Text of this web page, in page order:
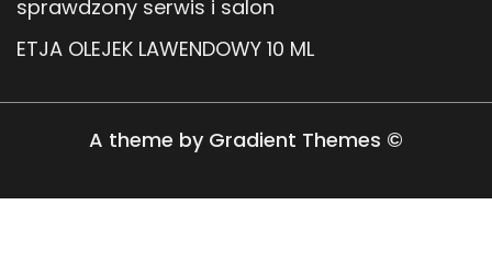
sprawdzony serwis i salon
ETJA OLEJEK LAWENDOWY 10 ML
A theme by Gradient Themes ©